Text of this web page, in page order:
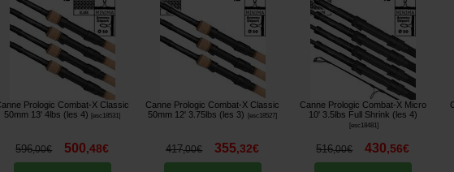
Prologic Combat-X Classic
50mm 13' 4lbs (les 4)
[esc18531]
596,00€ 500,48€
Canne Prologic Combat-X Classic
50mm 12' 3.75lbs (les 3)
esc18527]
417,00€ 355,32€
Canne Prologic Combat-X Micro
10' 3.5lbs Full Shrink (les 4)
[esc18481]
516,00€ 430,56€